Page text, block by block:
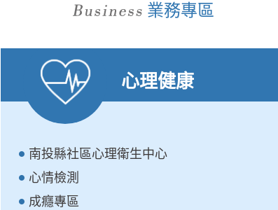
業務專區
心理健康
南投縣社區心理衛生中心
心情檢測
成癮專區